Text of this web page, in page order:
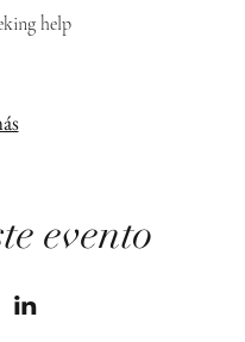
help
evento